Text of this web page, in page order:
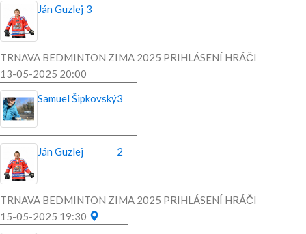
Ján Guzlej 3
TRNAVA BEDMINTON ZIMA 2025 PRIHLÁSENÍ HRÁČI
13-05-2025 20:00
Samuel Šipkovský3
Ján Guzlej 2
TRNAVA BEDMINTON ZIMA 2025 PRIHLÁSENÍ HRÁČI
15-05-2025 19:30